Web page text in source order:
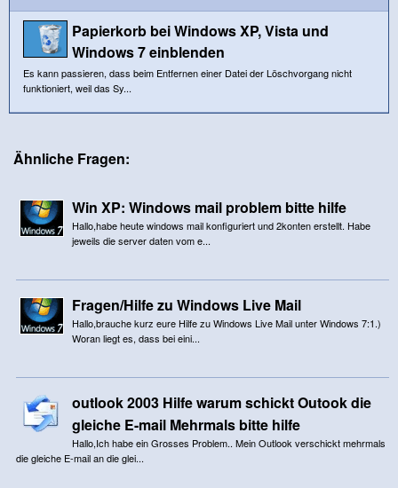
Papierkorb bei Windows XP, Vista und
Windows 7 einblenden
Es kann passieren, dass beim Entfernen einer Datei der Löschvorgang nicht
funktioniert, weil das Sy...
Ähnliche Fragen:
Win XP: Windows mail problem bitte hilfe
Hallo,habe heute windows mail konfiguriert und 2konten erstellt. Habe
jeweils die server daten vom e...
Fragen/Hilfe zu Windows Live Mail
Hallo,brauche kurz eure Hilfe zu Windows Live Mail unter Windows 7:1.)
Woran liegt es, dass bei eini...
outlook 2003 Hilfe warum schickt Outook die
gleiche E-mail Mehrmals bitte hilfe
Hallo,Ich habe ein Grosses Problem.. Mein Outlook verschickt mehrmals
die gleiche E-mail an die glei...